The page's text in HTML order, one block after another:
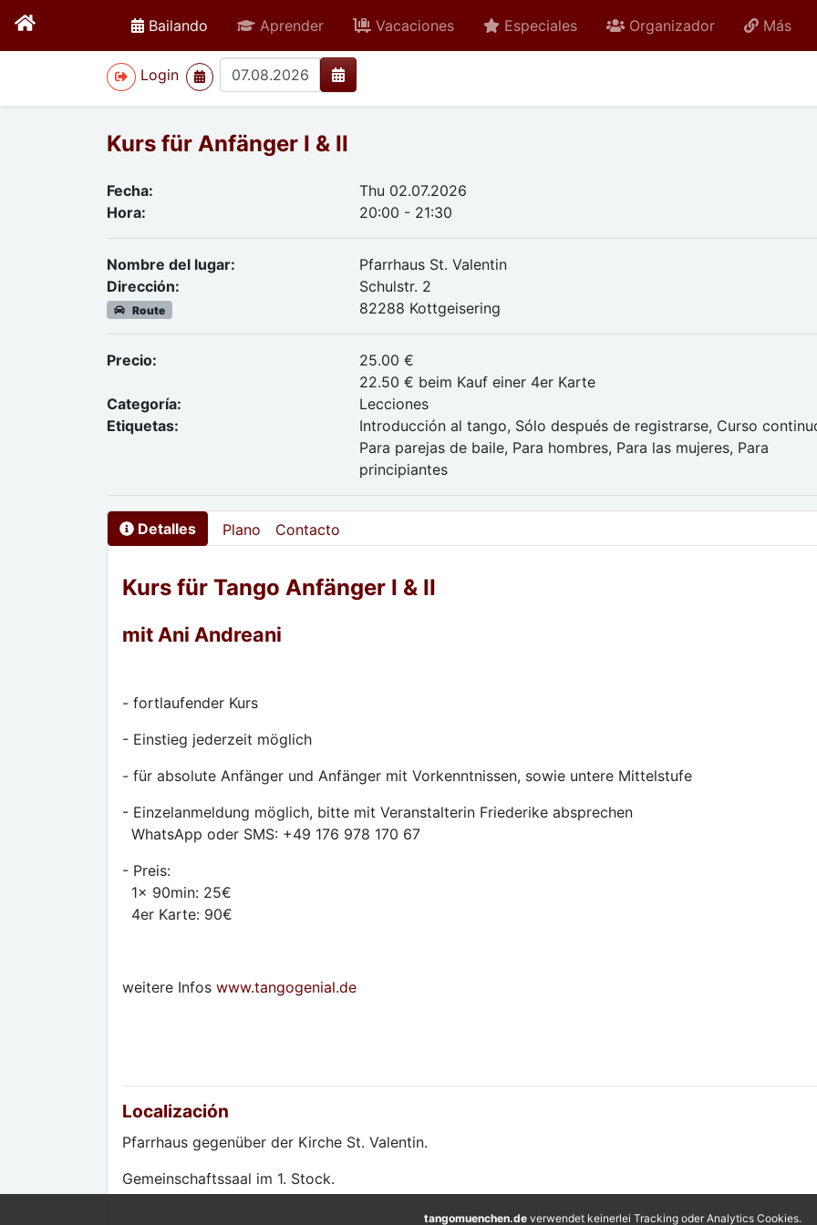
Bailando active Aprender Vacaciones Especiales Organizador Más
Login
>
Kurs für Anfänger I & II
Fecha:
Thu 02.07.2026
Hora:
20:00 - 21:30
Nombre del lugar:
Pfarrhaus St. Valentin
Dirección:
Route
Schulstr. 2
82288 Kottgeisering
Precio:
25.00 €
22.50 € beim Kauf einer 4er Karte
Categoría:
Lecciones
Etiquetas:
Introducción al tango, Sólo después de registrarse, Curso
Para parejas de baile, Para hombres, Para las mujeres, Para
principiantes
Detalles Plano Contacto
Kurs für Tango Anfänger I & II
mit Ani Andreani
- fortlaufender Kurs
- Einstieg jederzeit möglich
- für absolute Anfänger und Anfänger mit Vorkenntnissen, sowie untere Mittelstufe
- Einzelanmeldung möglich, bitte mit Veranstalterin Friederike absprechen
WhatsApp oder SMS: +49 176 978 170 67
- Preis:
1x 90min: 25€
4er Karte: 90€
weitere Infos www.tangogenial.de
Localización
Pfarrhaus gegenüber der Kirche St. Valentin.
Gemeinschaftssaal im 1. Stock.
tangomuenchen.de verwendet keinerlei Tracking oder Analytics Cookies.